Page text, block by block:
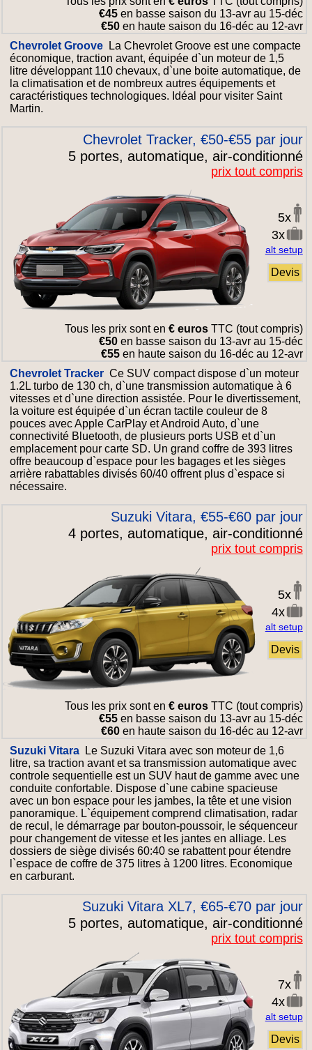
€45en basse saison du 13-avr au 15-déc
€50en haute saison du 16-déc au 12-avr
Chevrolet Groove La Chevrolet Groove est une compacte
économique, traction avant, équipée d`un moteur de 1,5
litre développant 110 chevaux, d`une boite automatique, de
la climatisation et de nombreux autres équipements et
caractéristiques technologiques. Idéal pour visiter Saint
Martin.
Chevrolet Tracker, €50-€55 par jour
5 portes, automatique, air-conditionné
prix tout compris
5x
3x
alt setup
Devis
Tous les prix sont en € eurosTTC (tout compris)
€50en basse saison du 13-avr au 15-déc
€55en haute saison du 16-déc au 12-avr
Chevrolet Tracker Ce SUV compact dispose d`un moteur
1.2L turbo de 130 ch, d`une transmission automatique à 6
vitesses et d`une direction assistée. Pour le divertissement,
la voiture est équipée d`un écran tactile couleur de 8
pouces avec Apple CarPlay et Android Auto, d`une
connectivité Bluetooth, de plusieurs ports USB et d`un
emplacement pour carte SD. Un grand coffre de 393 litres
offre beaucoup d`espace pour les bagages et les sièges
arrière rabattables divisés 60/40 offrent plus d`espace si
nécessaire.
Suzuki Vitara, €55-€60 par jour
4 portes, automatique, air-conditionné
prix tout compris
5x
4x
alt setup
Devis
Tous les prix sont en € eurosTTC (tout compris)
€55en basse saison du 13-avr au 15-déc
€60en haute saison du 16-déc au 12-avr
Suzuki Vitara Le Suzuki Vitara avec son moteur de 1,6
litre, sa traction avant et sa transmission automatique avec
controle sequentielle est un SUV haut de gamme avec une
conduite confortable. Dispose d`une cabine spacieuse
avec un bon espace pour les jambes, la tête et une vision
panoramique. L`équipement comprend climatisation, radar
de recul, le démarrage par bouton-poussoir, le séquenceur
pour changement de vitesse et les jantes en alliage. Les
dossiers de siège divisés 60:40 se rabattent pour étendre
l`espace de coffre de 375 litres à 1200 litres. Economique
en carburant.
Suzuki Vitara XL7, €65-€70 par jour
5 portes, automatique, air-conditionné
prix tout compris
7x
4x
alt setup
Devis